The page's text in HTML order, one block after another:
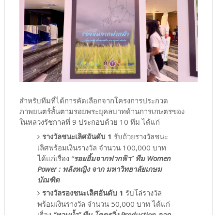
สำหรับทีมที่ได้การคัดเลือกจากโครงการประกวด
ภาพยนตร์สั้นตามรอยพระยุคลบาทด้านการเกษตรของ
ในหลวงรัชกาลที่ 9 ประกอบด้วย 10 ทีม ได้แก่
รางวัลชนะเลิศอันดับ 1 รับถ้วยรางวัลชนะ
เลิศพร้อมเงินรางวัล จำนวน 100,000 บาท
ได้แก่เรื่อง “รอยยิ้มจากฟากฟ้า” ทีม Women
Power : พลังหญิง จาก มหาวิทยาลัยเกษม
บัณฑิต
รางวัลรองชนะเลิศอันดับ 1 รับโล่รางวัล
พร้อมเงินรางวัล จำนวน 50,000 บาท ได้แก่